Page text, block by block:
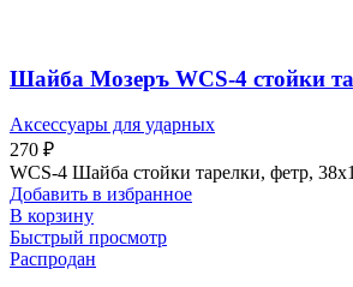
Шайба Мозеръ WCS-4 стойки
Аксессуары для ударных
270 ₽
WCS-4 Шайба стойки тарелки, фетр,
Добавить в избранное
В корзину
Быстрый просмотр
Распродан